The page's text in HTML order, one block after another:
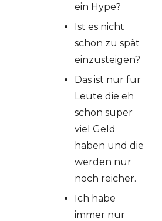
ein Hype?
Ist es nicht
schon zu spät
einzusteigen?
Das ist nur für
Leute die eh
schon super
viel Geld
haben und die
werden nur
noch reicher.
Ich habe
immer nur